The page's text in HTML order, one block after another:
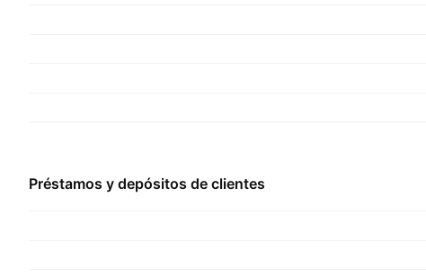
Préstamos y depósitos de clientes